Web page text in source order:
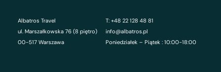
Albatros Travel
ul. Marszałkowska 76 (8 piętro)
00-517 Warszawa
T: +48 22 128 48 81
info@albatros.pl
Poniedziałek – Piątek : 10:00-18:00